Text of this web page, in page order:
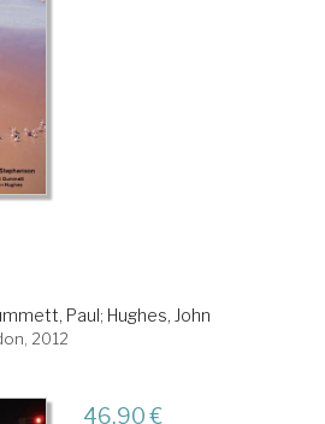
Paul; Hughes, John
2012
46,90 €